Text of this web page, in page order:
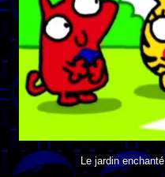
Le jardin enchanté